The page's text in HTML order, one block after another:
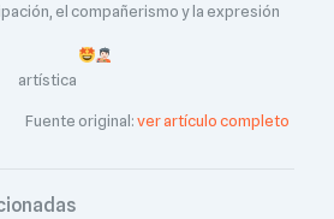
el compañerismo y la expresión
artística
Fuente original:ver artículo completo